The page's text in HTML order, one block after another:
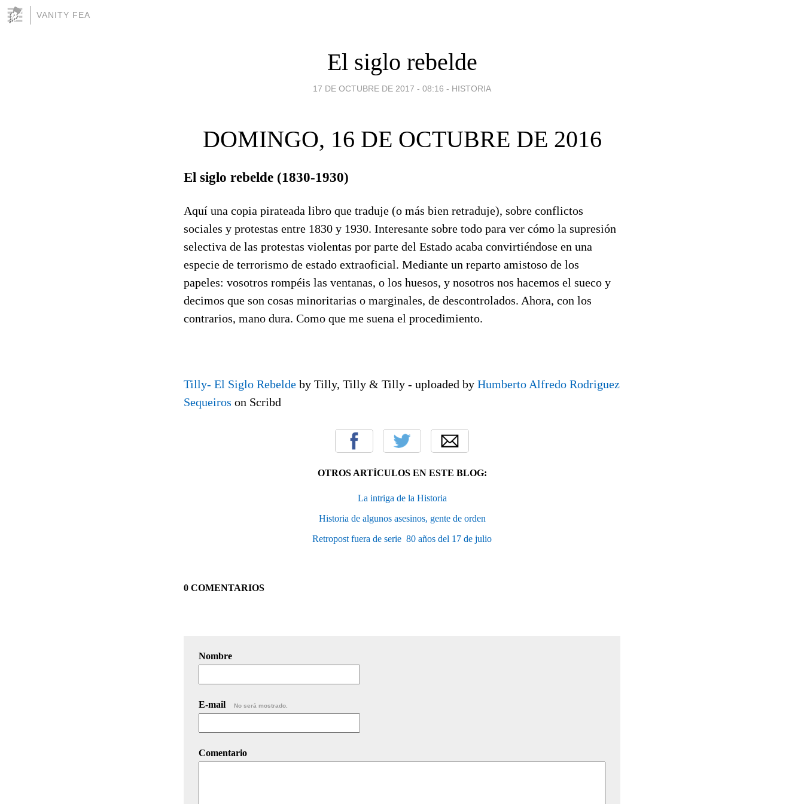
VANITY FEA
El siglo rebelde
17 DE OCTUBRE DE 2017 - 08:16 - HISTORIA
DOMINGO, 16 DE OCTUBRE DE 2016
El siglo rebelde (1830-1930)
Aquí una copia pirateada libro que traduje (o más bien retraduje), sobre conflictos
sociales y protestas entre 1830 y 1930. Interesante sobre todo para ver cómo la supresión
selectiva de las protestas violentas por parte del Estado acaba convirtiéndose en una
especie de terrorismo de estado extraoficial. Mediante un reparto amistoso de los
papeles: vosotros rompéis las ventanas, o los huesos, y nosotros nos hacemos el sueco y
decimos que son cosas minoritarias o marginales, de descontrolados. Ahora, con los
contrarios, mano dura. Como que me suena el procedimiento.
Tilly- El Siglo Rebelde by Tilly, Tilly & Tilly - uploaded by Humberto Alfredo Rodriguez
Sequeiros on Scribd
OTROS ARTÍCULOS EN ESTE BLOG:
La intriga de la Historia
Historia de algunos asesinos, gente de orden
Retropost fuera de serie  80 años del 17 de julio
0 COMENTARIOS
Nombre
E-mail No será mostrado.
Comentario